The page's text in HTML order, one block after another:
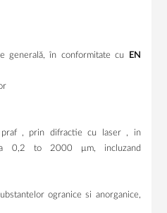
generală, în conformitate cu EN
praf , prin difractie cu laser , in
0,2 to 2000 μm, incluzand
ogranice si anorganice,